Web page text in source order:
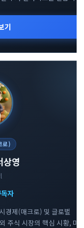
리핑 채널입니다.
기
로)
상영
자
경제(매크로) 및 글로벌
주식 시장의 핵심 시황, 미